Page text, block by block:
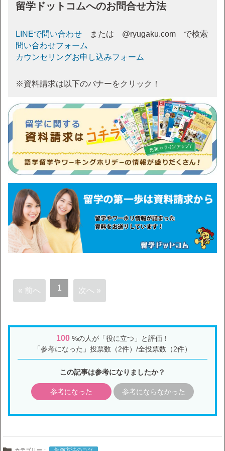
留学ドットコムへのお問合せ方法
LINEで問い合わせ または @ryugaku.com で検索
問い合わせフォーム
カウンセリングお申し込みフォーム
※資料請求は以下のバナーをクリック！
« 前へ 1 次へ »
100%の人が「役に立つ」と評価！
「参考になった」投票数（2件）/全投票数（2件）
この記事は参考になりましたか？
参考になった 参考にならなかった